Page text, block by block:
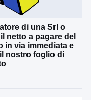
di una Srl o
netto a pagare del
in via immediata e
nostro foglio di